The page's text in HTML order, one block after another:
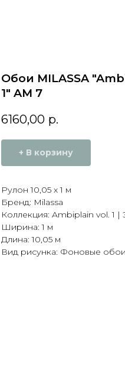
Обои MILASSA
1" AM 7
6160,00 р.
+ В корзину
Рулон 10,05 х 1 м
Бренд: Milassa
Коллекция: Ambiplain vol. 1 |
Ширина: 1 м
Длина: 10,05 м
Вид рисунка: Фоновые обои